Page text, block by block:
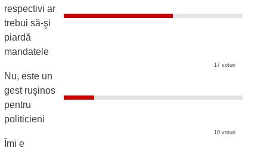
respectivi ar
trebui să-şi
piardă
mandatele
17 voturi
Nu, este un
gest ruşinos
pentru
politicieni
10 voturi
Îmi e